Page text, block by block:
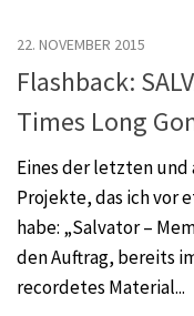
22. NOVEMBER 2015
Flashback:
Times Long
Eines der letzten
Projekte, das ich vor
habe: „Salvator –
den Auftrag, bereits
recordetes Material...